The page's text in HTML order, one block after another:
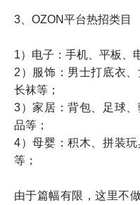
3、OZON平台热招类目
1）电子：手机、平板、
2）服饰：男士打底衣
长袜等；
3）家居：背包、足球
品等；
4）母婴：积木、拼装
等；
由于篇幅有限，这里不